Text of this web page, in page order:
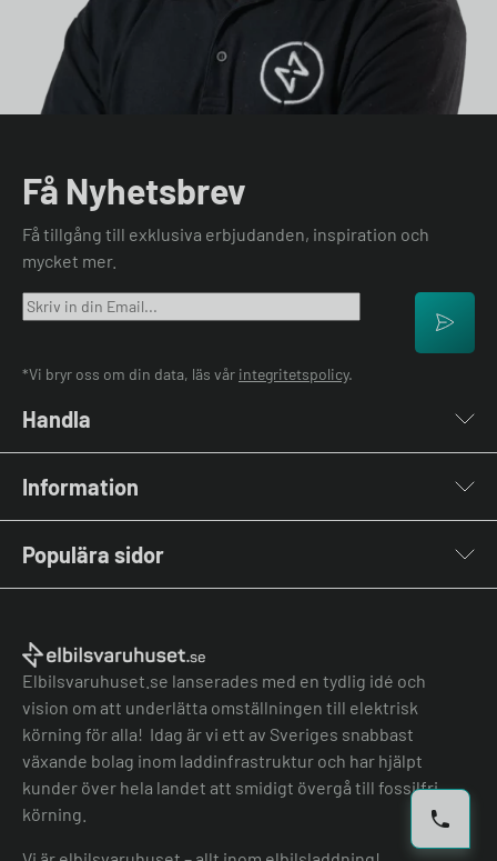
Få Nyhetsbrev
Få tillgång till exklusiva erbjudanden, inspiration och
mycket mer.
*Vi bryr oss om din data, läs vår integritetspolicy.
Handla
Laddkablar
Kabelhållare
Stolpar & Fästen
Portabla Laddare
Övriga tillbehör
Information
Kontakta oss
Vanliga frågor & svar
El-lexikon
Installation
Grön teknik bidrag
Lastbalansering
Köpvillkor
Köpvillkor batteri
Felanmälan
Hantera cookies
Populära sidor
Elbilsladdare företag
Laddbox bäst i test
Bilmärken
Jämför laddboxar
Jämför hembatterier
Elbilsvaruhuset.se lanserades med en tydlig idé och
vision om att underlätta omställningen till elektrisk
körning för alla! Idag är vi ett av Sveriges snabbast
växande bolag inom laddinfrastruktur och har hjälpt
kunder över hela landet att smidigt övergå till fossilfri
körning.